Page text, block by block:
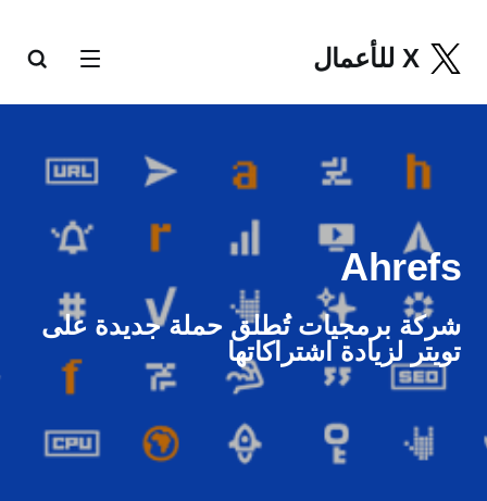
X للأعمال
Ahrefs
شركة برمجيات تُطلق حملة جديدة على
تويتر لزيادة اشتراكاتها